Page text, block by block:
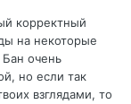
корректный
на некоторые
очень
но если так
взглядами, то